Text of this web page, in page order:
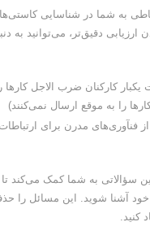
به شما در شناسایی
دقیق‌تر، می‌توانید به
یکبار کارکنان ضرب الاجل
را به موقع ارسال نمی‌کنند)
از فنآوری‌های مدرن برای
سؤالاتی به شما کمک می‌کند
خود آشنا شوید. این مسائل را حذف
کنید.